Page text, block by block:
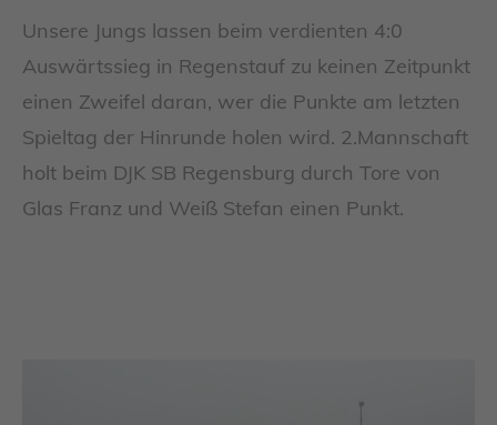
Unsere Jungs lassen beim verdienten 4:0
Auswärtssieg in Regenstauf zu keinen Zeitpunkt
einen Zweifel daran, wer die Punkte am letzten
Spieltag der Hinrunde holen wird. 2.Mannschaft
holt beim DJK SB Regensburg durch Tore von
Glas Franz und Weiß Stefan einen Punkt.